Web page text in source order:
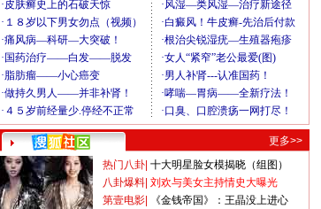
更多>>
热门八卦 十大明星脸女模揭晓（组图）
八卦爆料 刘欢与美女主持情史大曝光
第壹电影
《金钱帝国》：王晶没上进心